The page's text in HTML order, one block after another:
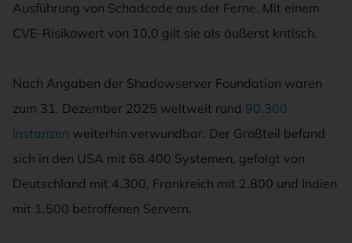
Ausführung von Schadcode aus der Ferne. Mit einem
CVE-Risikowert von 10,0 gilt sie als äußerst kritisch.
Nach Angaben der Shadowserver Foundation waren
zum 31. Dezember 2025 weltweit rund 90.300
Instanzen weiterhin verwundbar. Der Großteil befand
sich in den USA mit 68.400 Systemen, gefolgt von
Deutschland mit 4.300, Frankreich mit 2.800 und Indien
mit 1.500 betroffenen Servern.